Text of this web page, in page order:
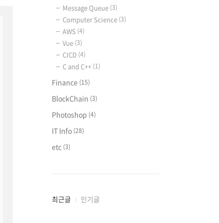
Message Queue (3)
Computer Science (3)
AWS (4)
Vue (3)
CICD (4)
C and C++ (1)
Finance (15)
BlockChain (3)
Photoshop (4)
IT Info (28)
etc (3)
최
최근글 인기글